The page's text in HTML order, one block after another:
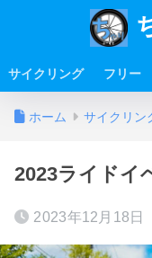
サイクリング フリー
ホーム サイクリン
2023ライドイ
2023年12月18日